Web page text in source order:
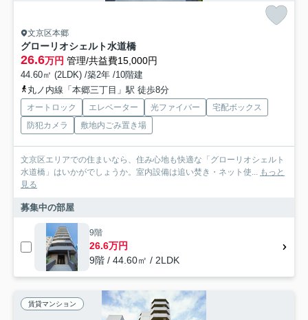
文京区本郷
グローリオシェルト水道橋
26.6万円 管理/共益費15,000円
44.60㎡ (2LDK) /築2年 /10階建
丸ノ内線「本郷三丁目」駅 徒歩8分
オートロック エレベーター 光ファイバー
宅配ボックス
防犯カメラ
敷地内ごみ置き場
文京区エリアでの住まいなら、住み心地も快適な「グローリオシェルト
水道橋」はいかがでしょうか。室内設備は追い焚き・ネット使... もっと
見る
募集中の部屋
9階
26.6万円
9階 / 44.60㎡ / 2LDK
賃貸マンション